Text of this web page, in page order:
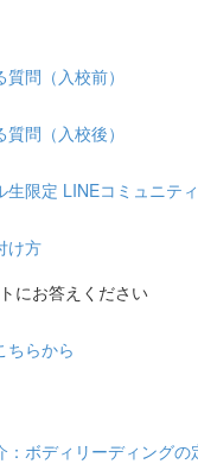
質問（入校前）
質問（入校後）
生限定 LINEコミュニテ
け方
にお答えください
ちらから
：ボディリーディングの